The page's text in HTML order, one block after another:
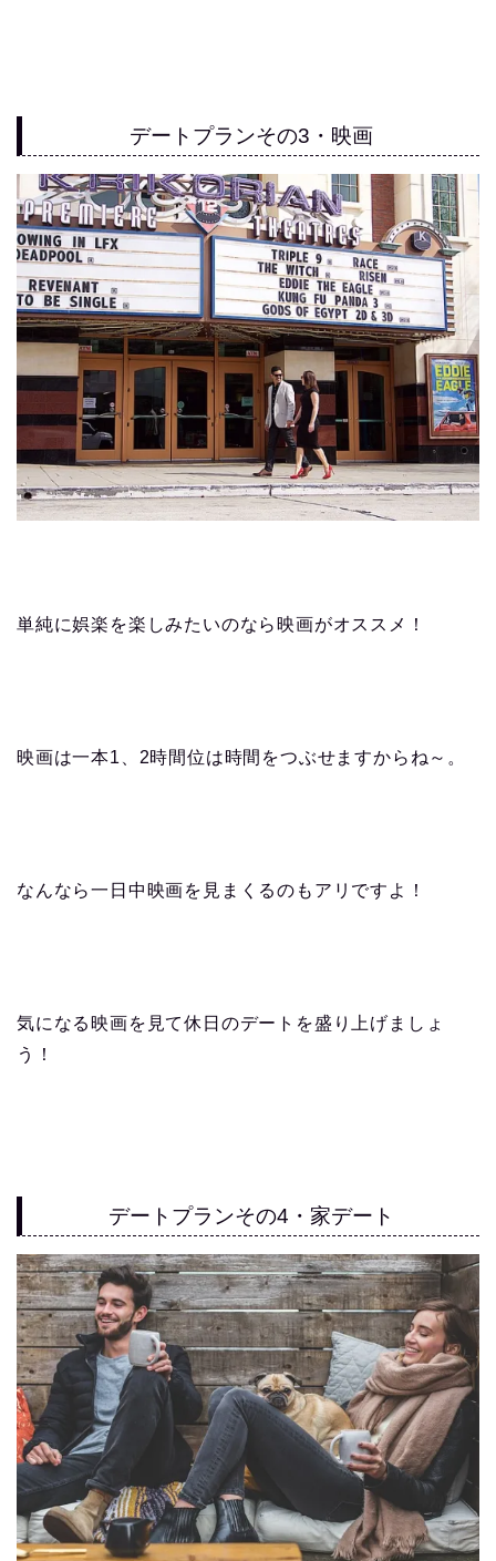
デートプランその3・映画
単純に娯楽を楽しみたいのなら映画がオススメ！
映画は一本1、2時間位は時間をつぶせますからね～。
なんなら一日中映画を見まくるのもアリですよ！
気になる映画を見て休日のデートを盛り上げましょ
う！
デートプランその4・家デート